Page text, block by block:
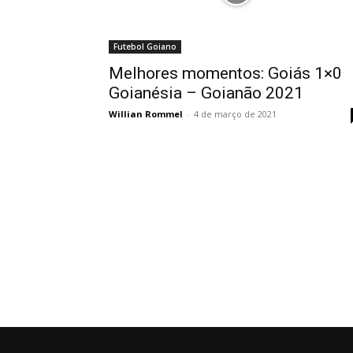
Futebol Goiano
Melhores momentos: Goiás 1×0
Goianésia – Goianão 2021
Willian Rommel - 4 de março de 2021